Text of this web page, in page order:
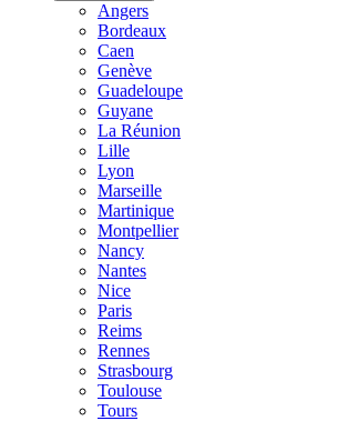
Angers
Bordeaux
Caen
Genève
Guadeloupe
Guyane
La Réunion
Lille
Lyon
Marseille
Martinique
Montpellier
Nancy
Nantes
Nice
Paris
Reims
Rennes
Strasbourg
Toulouse
Tours